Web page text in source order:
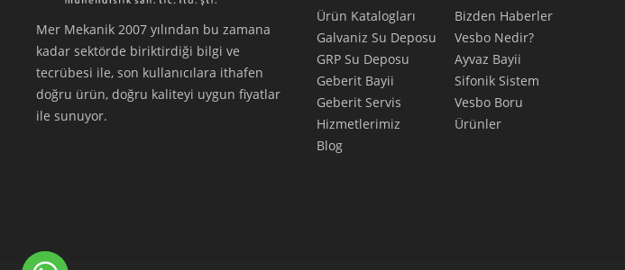
Mer Mekanik 2007 yılından bu zamana
kadar sektörde biriktirdiği bilgi ve
tecrübesi ile, son kullanıcılara ithafen
doğru ürün, doğru kaliteyi uygun fiyatlar
ile sunuyor.
Ürün Katalogları
Bizden Haberler
Galvaniz Su Deposu
Vesbo Nedir?
GRP Su Deposu
Ayvaz Bayii
Geberit Bayii
Sifonik Sistem
Geberit Servis
Vesbo Boru
Hizmetlerimiz
Ürünler
Blog